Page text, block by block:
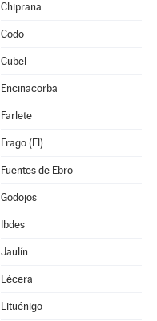
Chiprana
Codo
Cubel
Encinacorba
Farlete
Frago (El)
Fuentes de Ebro
Godojos
Ibdes
Jaulín
Lécera
Lituénigo